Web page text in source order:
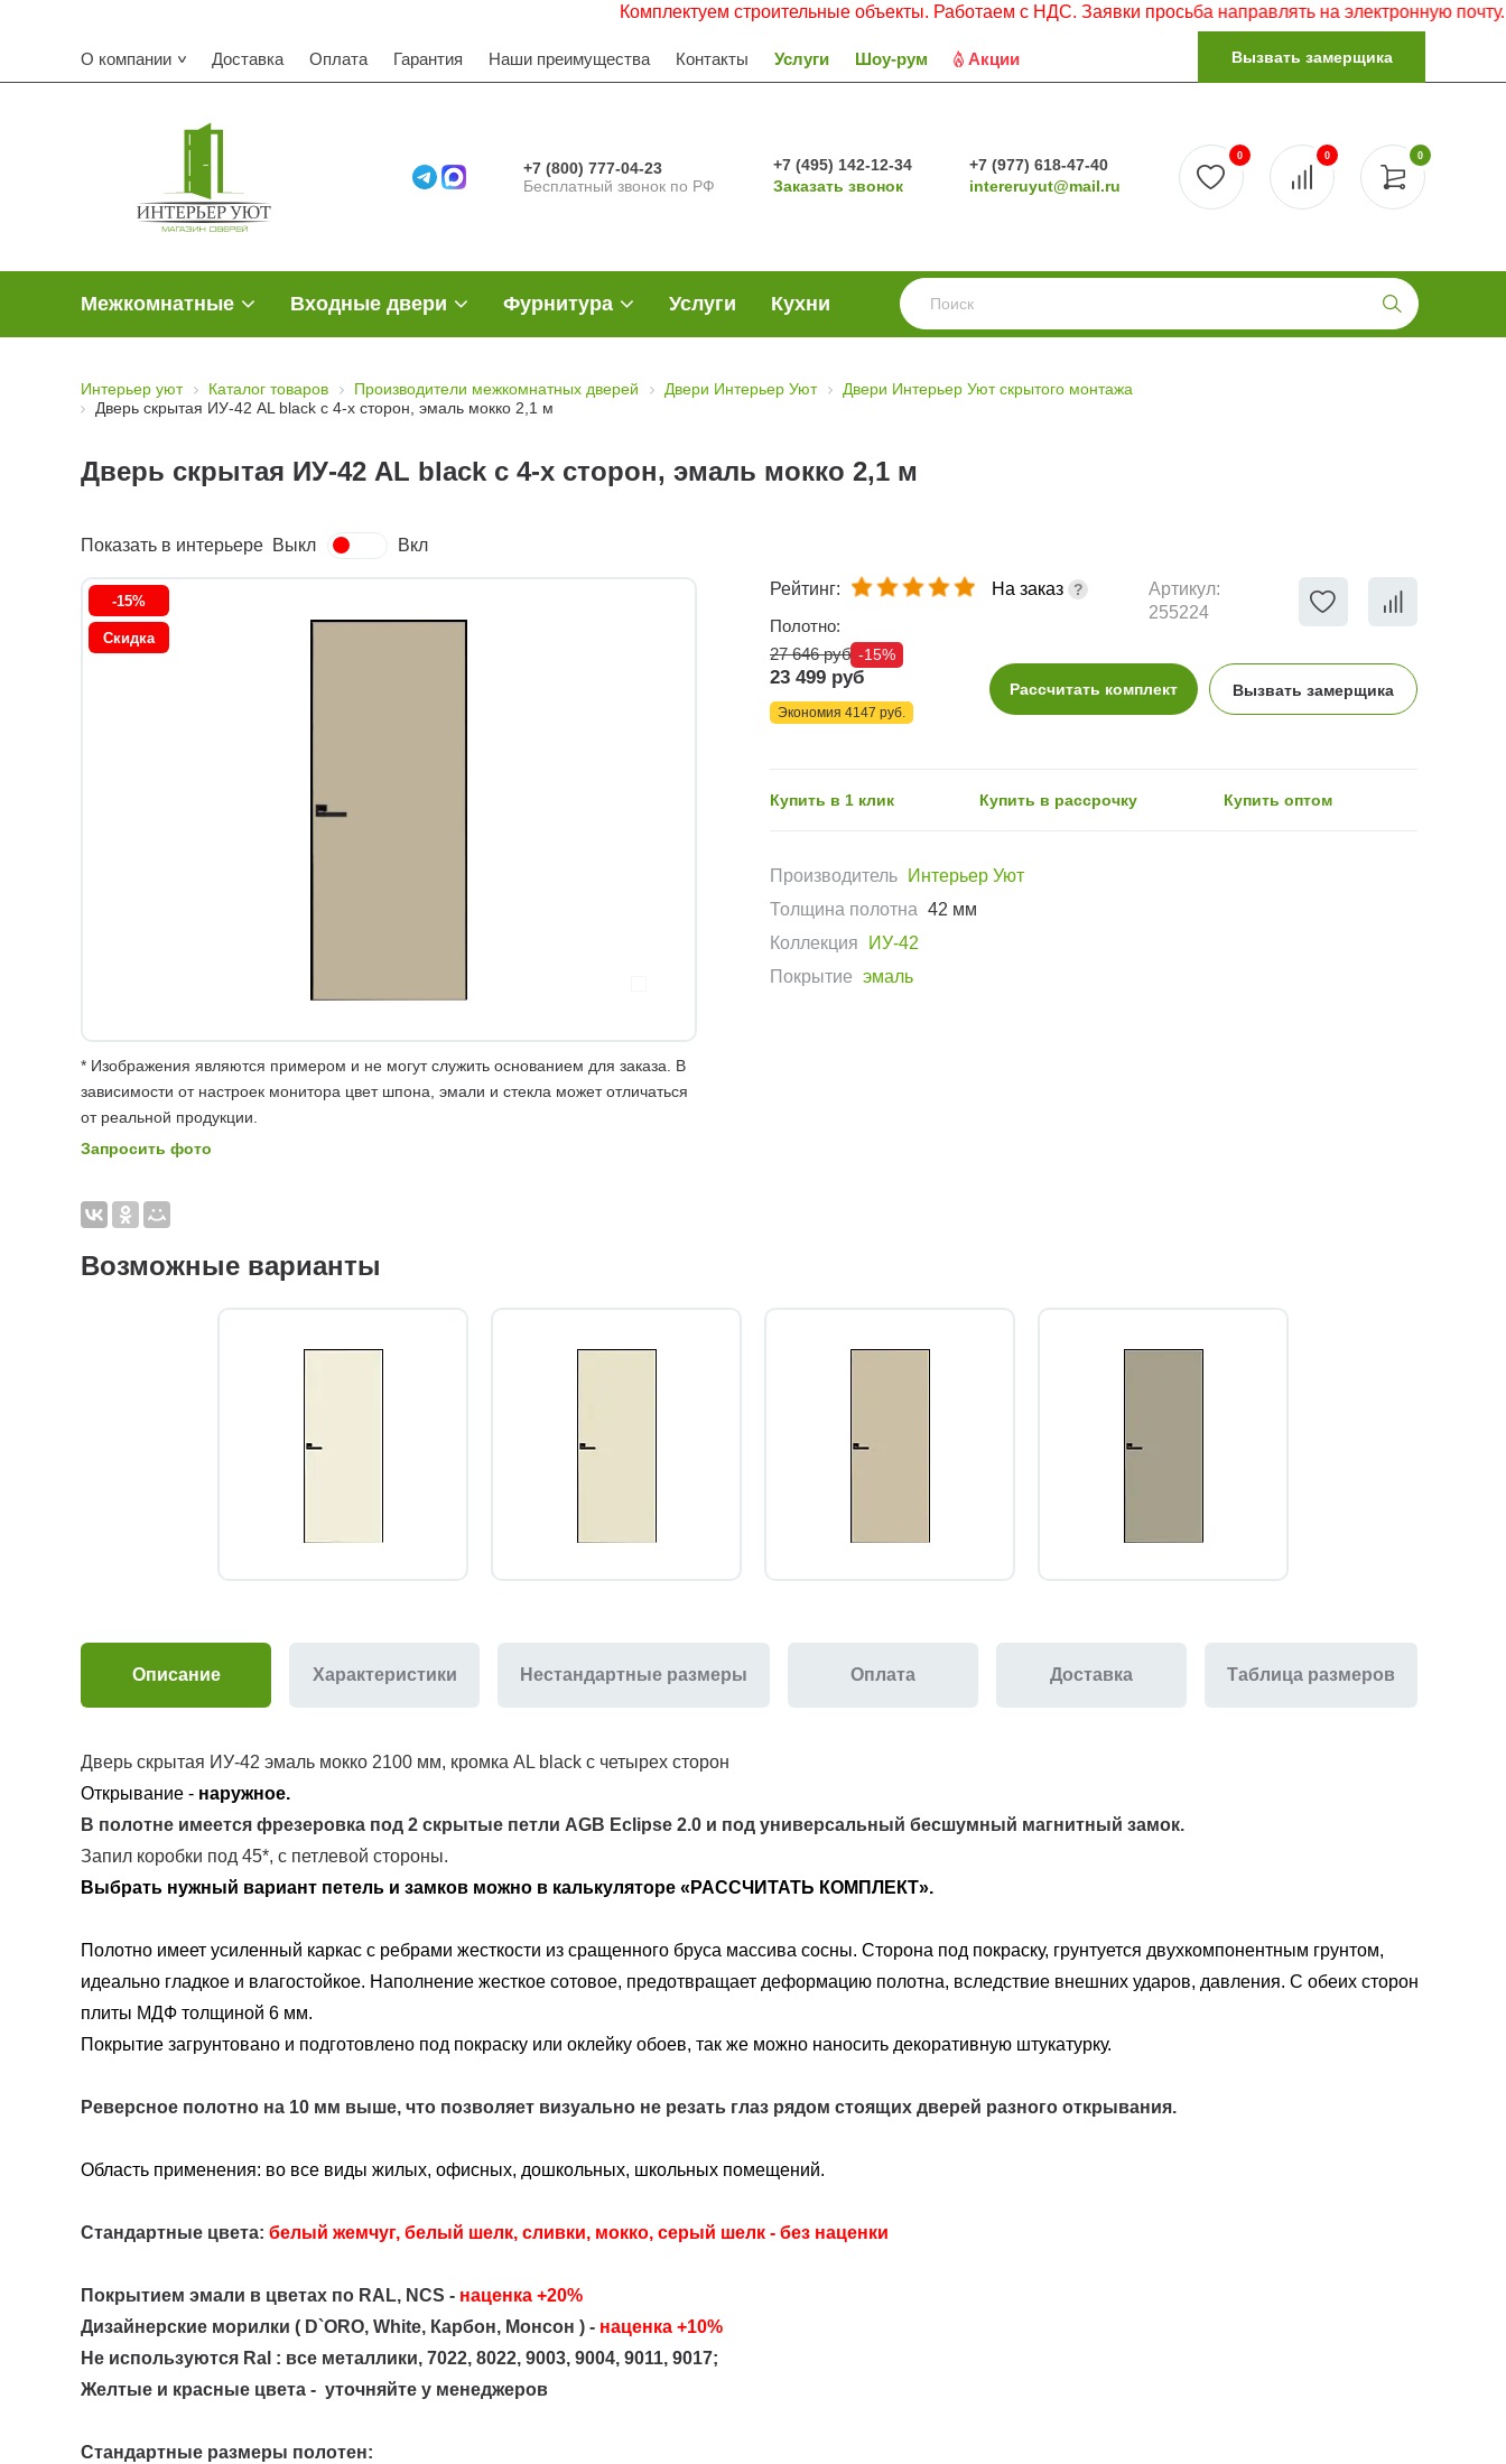
Комплектуем строительные объекты. Работаем с НДС. Заявки просьба направлять на электронную почту.
О компании Доставка Оплата Гарантия Наши преимущества Контакты Услуги Шоу-рум Акции Вызвать замерщика
+7 (800) 777-04-23
Бесплатный звонок по РФ
+7 (495) 142-12-34
Заказать звонок
+7 (977) 618-47-40
intereruyut@mail.ru
0
0 0
Межкомнатные Входные двери Фурнитура Услуги Кухни
Интерьер уют Каталог товаров Производители межкомнатных дверей Двери Интерьер Уют
Двери Интерьер Уют скрытого монтажа
Дверь скрытая ИУ-42 AL black с 4-х сторон, эмаль мокко 2,1 м
Дверь скрытая ИУ-42 AL black с 4-х сторон, эмаль мокко 2,1 м
Показать в интерьере Выкл Вкл
-15%
Скидка
* Изображения являются примером и не могут служить основанием для заказа. В
зависимости от настроек монитора цвет шпона, эмали и стекла может отличаться
от реальной продукции.
Запросить фото
Рейтинг: На заказ
Артикул:
255224
Полотно:
27 646 руб -15%
23 499 руб
Экономия 4147 руб.
Рассчитать комплект Вызвать замерщика
Купить в 1 клик Купить в рассрочку Купить оптом
Производитель
Интерьер Уют
Толщина полотна 42 мм
Коллекция
ИУ-42
Покрытие эмаль
Возможные варианты
Описание Характеристики Нестандартные размеры Оплата Доставка Таблица размеров
Дверь скрытая ИУ-42 эмаль мокко 2100 мм, кромка AL black с четырех сторон
Открывание - наружное.
В полотне имеется фрезеровка под 2 скрытые петли AGB Eclipse 2.0 и под универсальный бесшумный магнитный замок.
Запил коробки под 45*, с петлевой стороны.
Выбрать нужный вариант петель и замков можно в калькуляторе «РАССЧИТАТЬ КОМПЛЕКТ».
Полотно имеет усиленный каркас с ребрами жесткости из сращенного бруса массива сосны. Сторона под покраску, грунтуется двухкомпонентным грунтом,
идеально гладкое и влагостойкое. Наполнение жесткое сотовое, предотвращает деформацию полотна, вследствие внешних ударов, давления. С обеих сторон
плиты МДФ толщиной 6 мм.
Покрытие загрунтовано и подготовлено под покраску или оклейку обоев, так же можно наносить декоративную штукатурку.
Реверсное полотно на 10 мм выше, что позволяет визуально не резать глаз рядом стоящих дверей разного открывания.
Область применения: во все виды жилых, офисных, дошкольных, школьных помещений.
Стандартные цвета: белый жемчуг, белый шелк, сливки, мокко, серый шелк - без наценки
Покрытием эмали в цветах по RAL, NCS - наценка +20%
Дизайнерские морилки ( D`ORO, White, Карбон, Монсон ) - наценка +10%
Не используются Ral : все металлики, 7022, 8022, 9003, 9004, 9011, 9017;
Желтые и красные цвета - уточняйте у менеджеров
Стандартные размеры полотен: